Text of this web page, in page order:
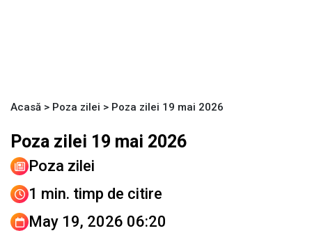
Acasă > Poza zilei > Poza zilei 19 mai 2026
Poza zilei 19 mai 2026
Poza zilei
1 min. timp de citire
May 19, 2026 06:20